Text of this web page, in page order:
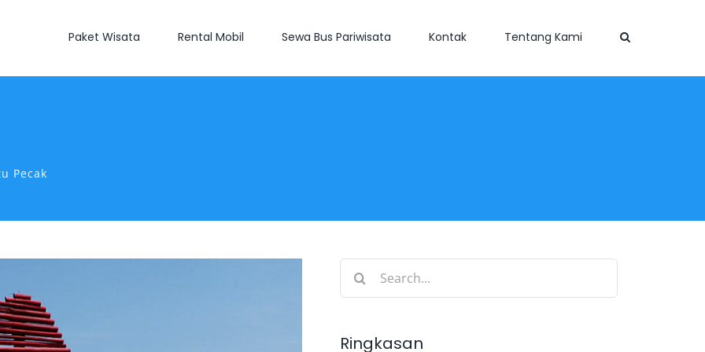
Paket Wisata Rental Mobil Sewa Bus Pariwisata Kontak Tentang Kami
Pecak
Search
Ringkasan